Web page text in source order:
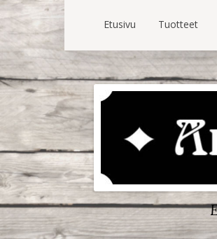
Etusivu Tuotteet